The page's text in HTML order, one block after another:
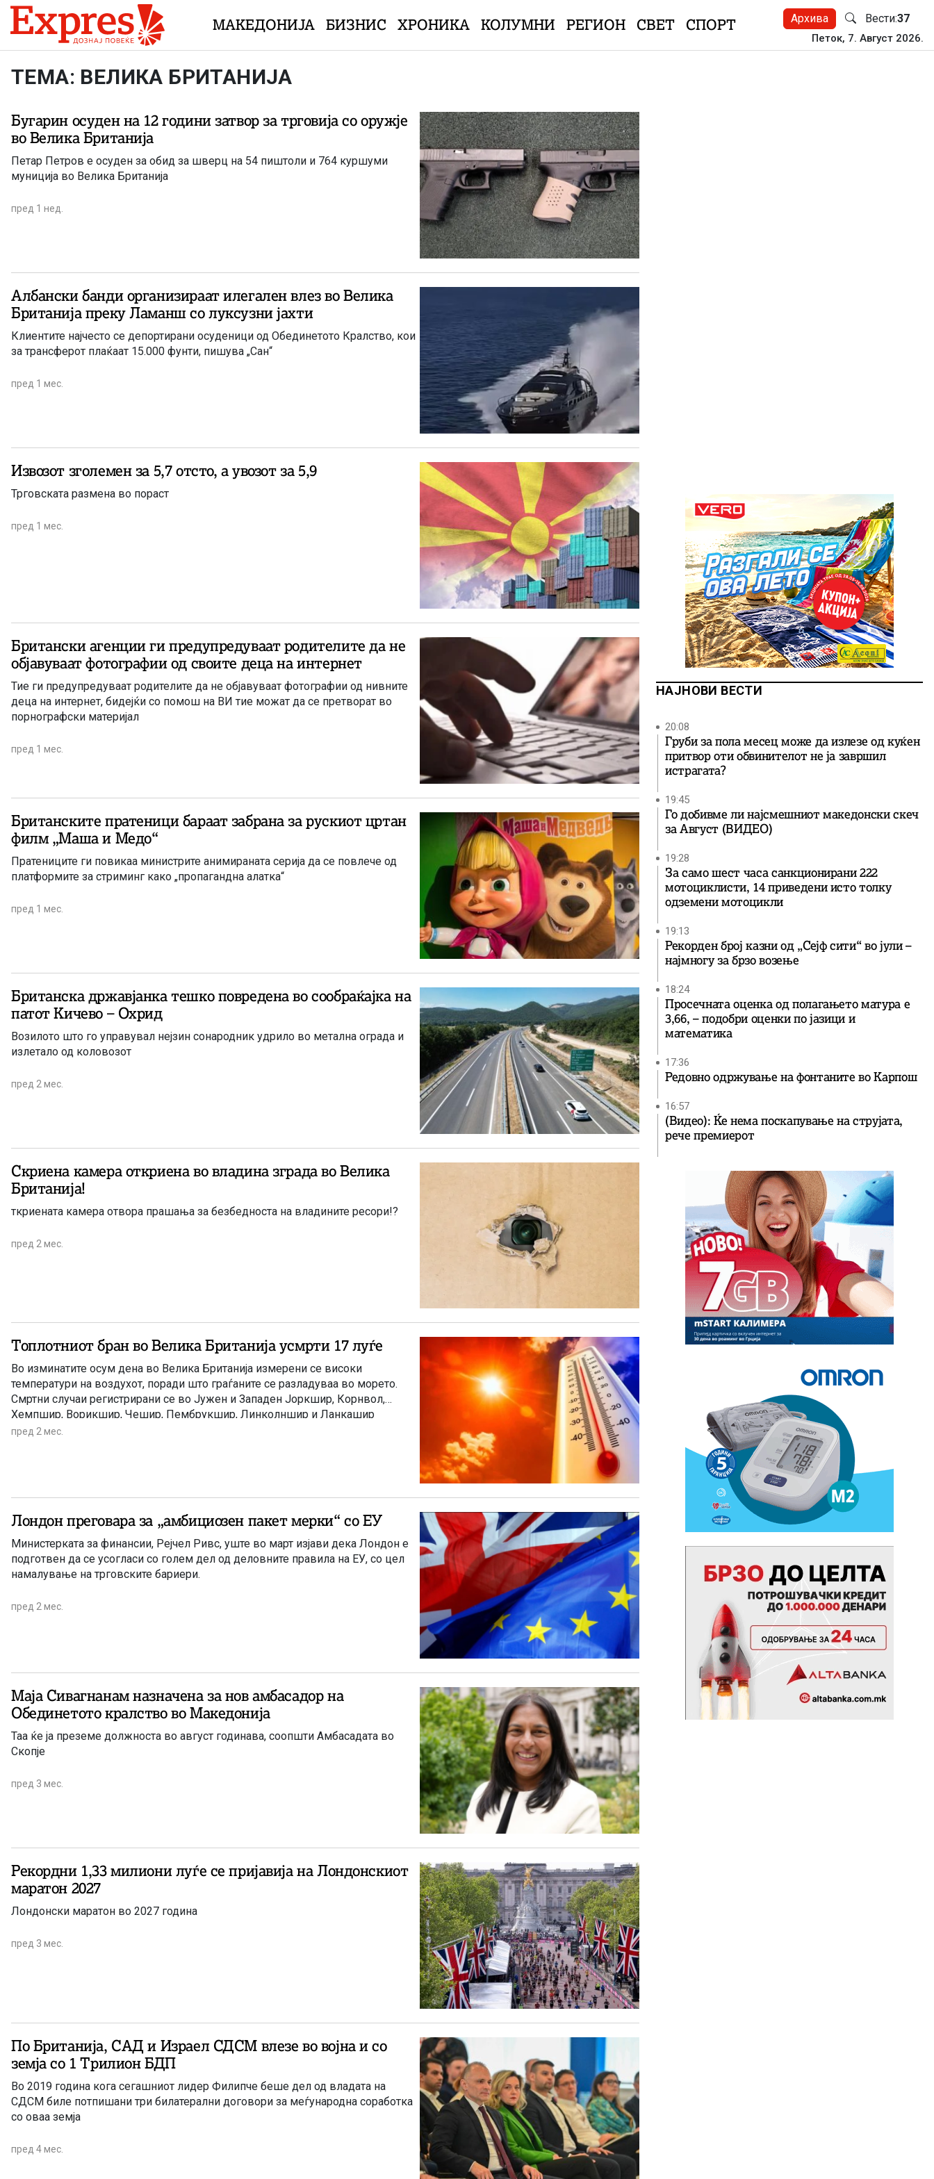
Skip to content
МАКЕДОНИЈА БИЗНИС ХРОНИКА КОЛУМНИ РЕГИОН СВЕТ СПОРТ Архива Вести:37
Петок, 7. Август 2026.
ТЕМА: ВЕЛИКА БРИТАНИЈА
Бугарин осуден на 12 години затвор за трговија со оружје
во Велика Британија
Петар Петров е осуден за обид за шверц на 54 пиштоли и 764 куршуми
муниција во Велика Британија
пред 1 нед.
Албански банди организираат илегален влез во Велика
Британија преку Ламанш со луксузни јахти
Клиентите најчесто се депортирани осуденици од Обединетото Кралство, кои
за трансферот плаќаат 15.000 фунти, пишува „Сан“
пред 1 мес.
Извозот зголемен за 5,7 отсто, а увозот за 5,9
Трговската размена во пораст
пред 1 мес.
Британски агенции ги предупредуваат родителите да не
објавуваат фотографии од своите деца на интернет
Тие ги предупредуваат родителите да не објавуваат фотографии од нивните
деца на интернет, бидејќи со помош на ВИ тие можат да се претворат во
порнографски материјал
пред 1 мес.
Британските пратеници бараат забрана за рускиот цртан
филм „Маша и Медо“
Пратениците ги повикаа министрите анимираната серија да се повлече од
платформите за стриминг како „пропагандна алатка“
пред 1 мес.
Британска државјанка тешко повредена во сообраќајка на
патот Кичево – Охрид
Возилото што го управувал нејзин сонародник удрило во метална ограда и
излетало од коловозот
пред 2 мес.
Скриена камера откриена во владина зграда во Велика
Британија!
ткриената камера отвора прашања за безбедноста на владините ресори!?
пред 2 мес.
Топлотниот бран во Велика Британија усмрти 17 луѓе
Во изминатите осум дена во Велика Британија измерени се високи
температури на воздухот, поради што граѓаните се разладуваа во морето.
Смртни случаи регистрирани се во Јужен и Западен Јоркшир, Корнвол,
Хемпшир, Ворикшир, Чешир, Пембрукшир, Линколншир и Ланкашир
пред 2 мес.
Лондон преговара за „амбициозен пакет мерки“ со ЕУ
Министерката за финансии, Рејчел Ривс, уште во март изјави дека Лондон е
подготвен да се усогласи со голем дел од деловните правила на ЕУ, со цел
намалување на трговските бариери.
пред 2 мес.
Маја Сивагнанам назначена за нов амбасадор на
Обединетото кралство во Македонија
Таа ќе ја преземе должноста во август годинава, соопшти Амбасадата во
Скопје
пред 3 мес.
Рекордни 1,33 милиони луѓе се пријавија на Лондонскиот
маратон 2027
Лондонски маратон во 2027 година
пред 3 мес.
По Британија, САД и Израел СДСМ влезе во војна и со
земја со 1 Трилион БДП
Во 2019 година кога сегашниот лидер Филипче беше дел од владата на
СДСМ биле потпишани три билатерални договори за меѓународна соработка
со оваа земја
пред 4 мес.
НАЈНОВИ ВЕСТИ
20:08
Груби за пола месец може да излезе од куќен
притвор оти обвинителот не ја завршил
истрагата?
19:45
Го добивме ли најсмешниот македонски скеч
за Август (ВИДЕО)
19:28
За само шест часа санкционирани 222
мотоциклисти, 14 приведени исто толку
одземени мотоцикли
19:13
Рекорден број казни од „Сејф сити“ во јули –
најмногу за брзо возење
18:24
Просечната оценка од полагањето матура е
3,66, – подобри оценки по јазици и
математика
17:36
Редовно одржување на фонтаните во Карпош
16:57
(Видео): Ќе нема поскапување на струјата,
рече премиерот